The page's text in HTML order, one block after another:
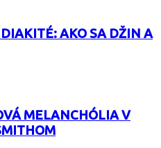
AKO SA DŽIN A
MELANCHÓLIA V